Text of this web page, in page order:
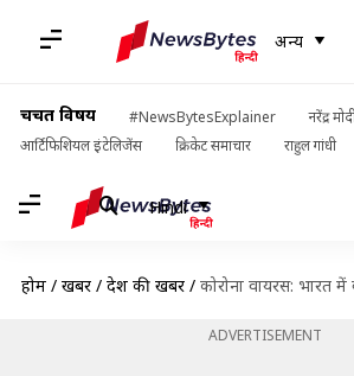
अन्य
चर्चित विषय #NewsBytesExplainer
नरेंद्र
आर्टिफिशियल इंटेलिजेंस
क्रिकेट समाचार राहुल गांधी
Hindi
होम / खबरें / देश की खबरें / कोरोना वायरस: भारत में बीते दिन 53,601 नए
ADVERTISEMENT